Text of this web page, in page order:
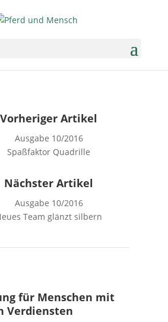
Vorheriger Artikel
Ausgabe 10/2016
Spaßfaktor Quadrille
Nächster Artikel
Ausgabe 10/2016
Team glänzt silbern
für Menschen mit
Verdiensten